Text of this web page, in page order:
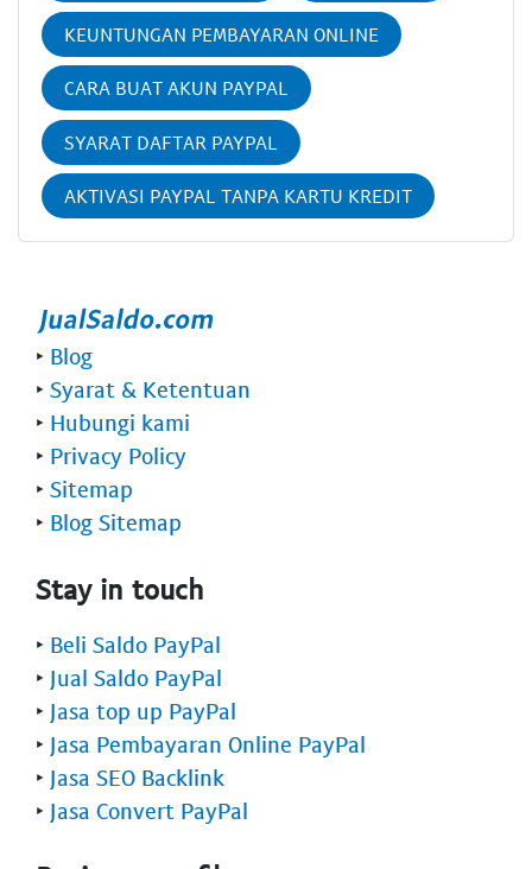
KEUNTUNGAN PEMBAYARAN ONLINE
CARA BUAT AKUN PAYPAL
SYARAT DAFTAR PAYPAL
AKTIVASI PAYPAL TANPA KARTU KREDIT
‣ Blog
‣ Syarat & Ketentuan
‣ Hubungi kami
‣ Privacy Policy
‣ Sitemap
‣ Blog Sitemap
Stay in touch
‣ Beli Saldo PayPal
‣ Jual Saldo PayPal
‣ Jasa top up PayPal
‣ Jasa Pembayaran Online PayPal
‣ Jasa SEO Backlink
‣ Jasa Convert PayPal